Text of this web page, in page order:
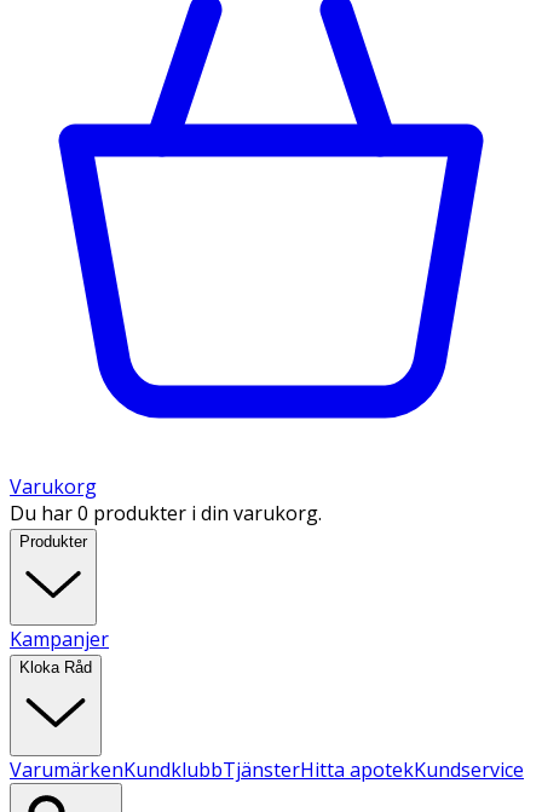
Varukorg
Du har 0 produkter i din varukorg.
Produkter
Kampanjer
Kloka Råd
VarumärkenKundklubbTjänsterHitta apotekKundservice